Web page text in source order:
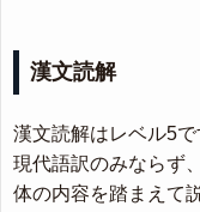
漢文読解
漢文読解はレベル5で
現代語訳のみならず
体の内容を踏まえて